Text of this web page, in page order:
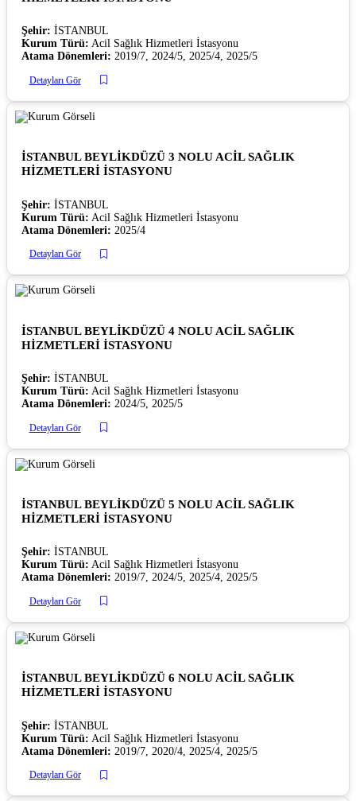
Şehir: İSTANBUL
Kurum Türü: Acil Sağlık Hizmetleri İstasyonu
Atama Dönemleri: 2019/7, 2024/5, 2025/4, 2025/5
Detayları Gör
İSTANBUL BEYLİKDÜZÜ 3 NOLU ACİL SAĞLIK
HİZMETLERİ İSTASYONU
Şehir: İSTANBUL
Kurum Türü: Acil Sağlık Hizmetleri İstasyonu
Atama Dönemleri: 2025/4
Detayları Gör
İSTANBUL BEYLİKDÜZÜ 4 NOLU ACİL SAĞLIK
HİZMETLERİ İSTASYONU
Şehir: İSTANBUL
Kurum Türü: Acil Sağlık Hizmetleri İstasyonu
Atama Dönemleri: 2024/5, 2025/5
Detayları Gör
İSTANBUL BEYLİKDÜZÜ 5 NOLU ACİL SAĞLIK
HİZMETLERİ İSTASYONU
Şehir: İSTANBUL
Kurum Türü: Acil Sağlık Hizmetleri İstasyonu
Atama Dönemleri: 2019/7, 2024/5, 2025/4, 2025/5
Detayları Gör
İSTANBUL BEYLİKDÜZÜ 6 NOLU ACİL SAĞLIK
HİZMETLERİ İSTASYONU
Şehir: İSTANBUL
Kurum Türü: Acil Sağlık Hizmetleri İstasyonu
Atama Dönemleri: 2019/7, 2020/4, 2025/4, 2025/5
Detayları Gör